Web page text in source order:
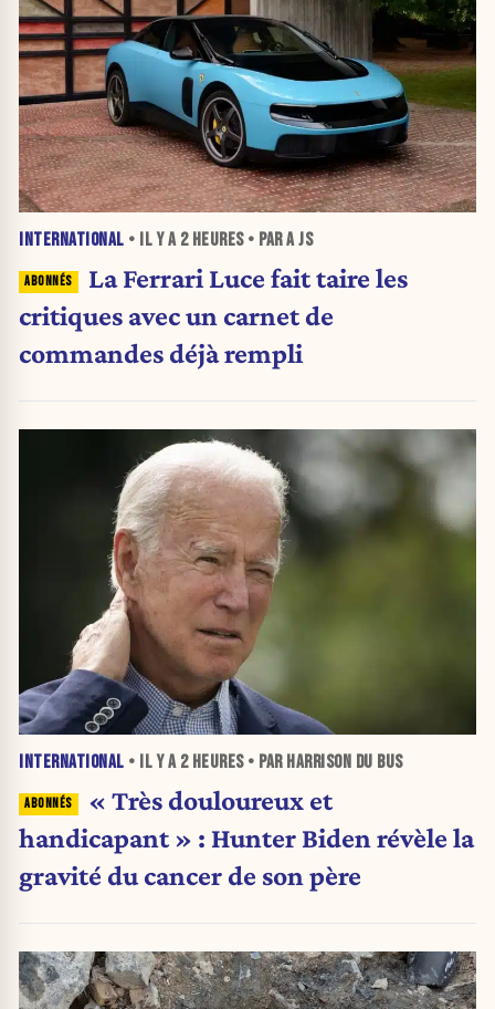
INTERNATIONAL • IL Y A 2 HEURES• PAR A JS
La Ferrari Luce fait taire les
critiques avec un carnet de
commandes déjà rempli
INTERNATIONAL • IL Y A 2 HEURES• PAR HARRISON DU BUS
« Très douloureux et
handicapant » : Hunter Biden révèle la
gravité du cancer de son père